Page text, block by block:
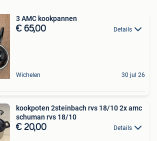
3 AMC kookpannen
€ 65,00 Details
Wichelen 30 jul 26
kookpoten 2steinbach rvs 18/10 2x amc
schuman rvs 18/10
€ 20,00 Details